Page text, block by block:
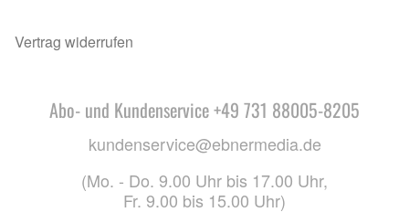
Vertrag widerrufen
Abo- und Kundenservice +49 731 88005-8205
kundenservice@ebnermedia.de
(Mo. - Do. 9.00 Uhr bis 17.00 Uhr,
Fr. 9.00 bis 15.00 Uhr)